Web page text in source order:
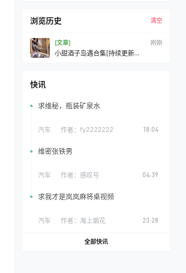
浏览历史 清空
[文章] 刚刚
小甜酒子岛遇合集[持续更新
快讯
求维秘，瓶装矿泉水
汽车 作者： fy2222222 18:04
维密张铁男
汽车 作者： 感叹号 04:39
求我才是岚岚麻将桌视频
汽车 作者： 海上烟花 23:28
全部快讯